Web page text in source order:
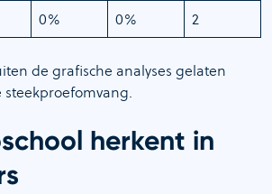
0% 0% 2
de grafische analyses gelaten
herkent in